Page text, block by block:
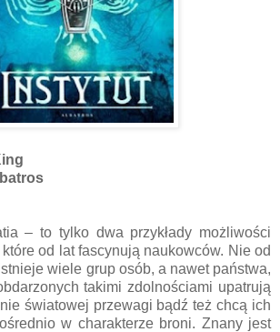
– to tylko dwa przykłady możliwości
które od lat fascynują naukowców. Nie od
wiele grup osób, a nawet państwa,
takimi zdolnościami upatrują
światowej przewagi bądź też chcą ich
w charakterze broni. Znany jest